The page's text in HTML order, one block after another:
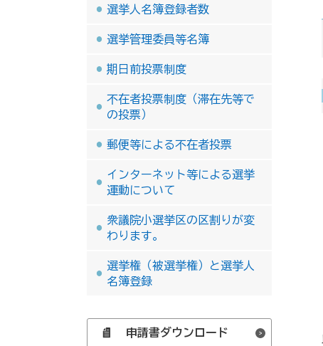
選挙人名簿登録者数
選挙管理委員等名簿
期日前投票制度
不在者投票制度（滞在先等で
の投票）
郵便等による不在者投票
インターネット等による選挙
運動について
衆議院小選挙区の区割りが変
わります。
選挙権（被選挙権）と選挙人
名簿登録
申請書ダウンロード